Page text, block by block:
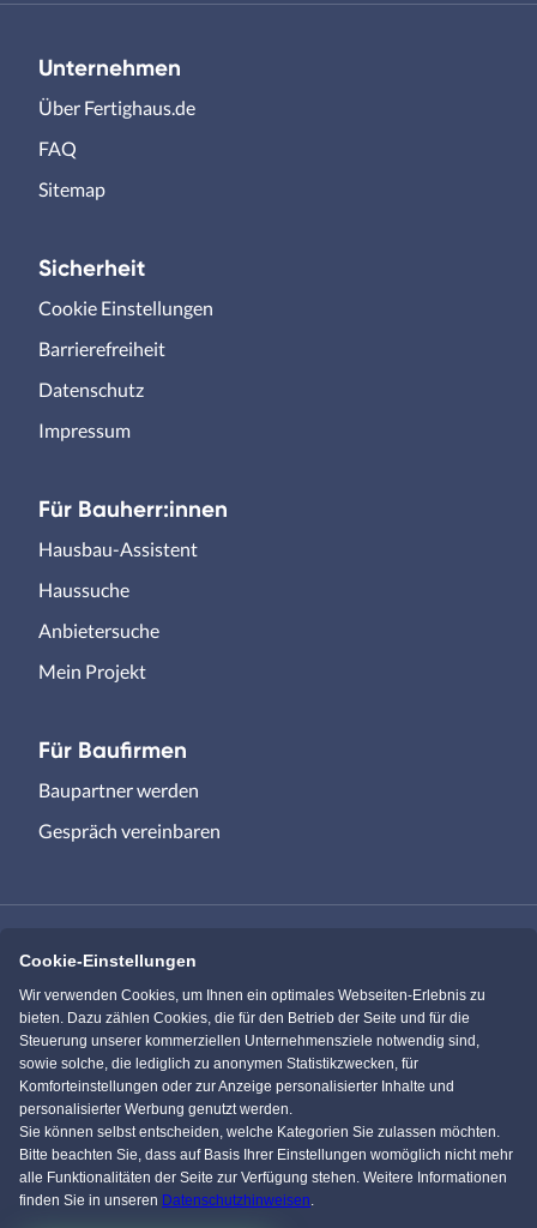
Unternehmen
Über Fertighaus.de
FAQ
Sitemap
Sicherheit
Cookie Einstellungen
Barrierefreiheit
Datenschutz
Impressum
Für Bauherr:innen
Hausbau-Assistent
Haussuche
Anbietersuche
Mein Projekt
Für Baufirmen
Baupartner werden
Gespräch vereinbaren
Immowelt.de Bauen.de
Massivhaus.de Bungalow.de
Einfamilienhaus.de
Cookie-Einstellungen
Wir verwenden Cookies, um Ihnen ein optimales Webseiten-Erlebnis zu
bieten. Dazu zählen Cookies, die für den Betrieb der Seite und für die
Steuerung unserer kommerziellen Unternehmensziele notwendig sind,
sowie solche, die lediglich zu anonymen Statistikzwecken, für
Komforteinstellungen oder zur Anzeige personalisierter Inhalte und
personalisierter Werbung genutzt werden.
Sie können selbst entscheiden, welche Kategorien Sie zulassen möchten.
Bitte beachten Sie, dass auf Basis Ihrer Einstellungen womöglich nicht mehr
alle Funktionalitäten der Seite zur Verfügung stehen. Weitere Informationen
finden Sie in unseren Datenschutzhinweisen.